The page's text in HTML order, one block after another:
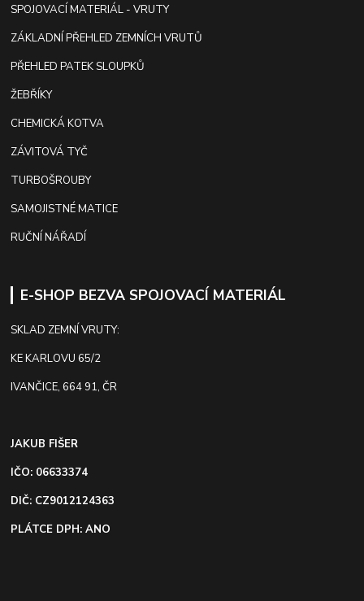
SPOJOVACÍ MATERIÁL - VRUTY
ZÁKLADNÍ PŘEHLED ZEMNÍCH VRUTŮ
PŘEHLED PATEK SLOUPKŮ
ŽEBŘÍKY
CHEMICKÁ KOTVA
ZÁVITOVÁ TYČ
TURBOŠROUBY
SAMOJISTNÉ MATICE
RUČNÍ NÁŘADÍ
E-SHOP BEZVA SPOJOVACÍ MATERIÁL
SKLAD ZEMNÍ VRUTY:
KE KARLOVU 65/2
IVANČICE, 664 91, ČR
JAKUB FIŠER
IČO: 06633374
DIČ: CZ9012124363
PLÁTCE DPH: ANO